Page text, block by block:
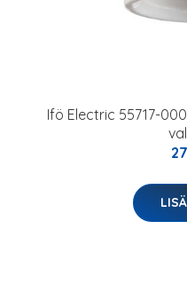
Ifö Electric 55717-